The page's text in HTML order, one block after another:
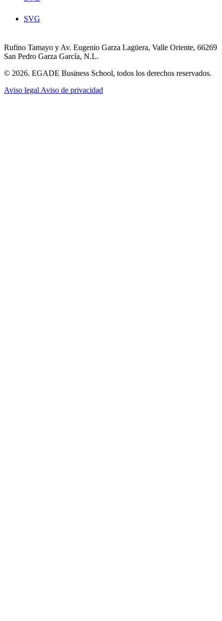
SVG
Rufino Tamayo y Av. Eugenio Garza Lagüera, Valle Oriente, 66269
San Pedro Garza García, N.L.
© 2026. EGADE Business School, todos los derechos reservados.
Aviso legal Aviso de privacidad